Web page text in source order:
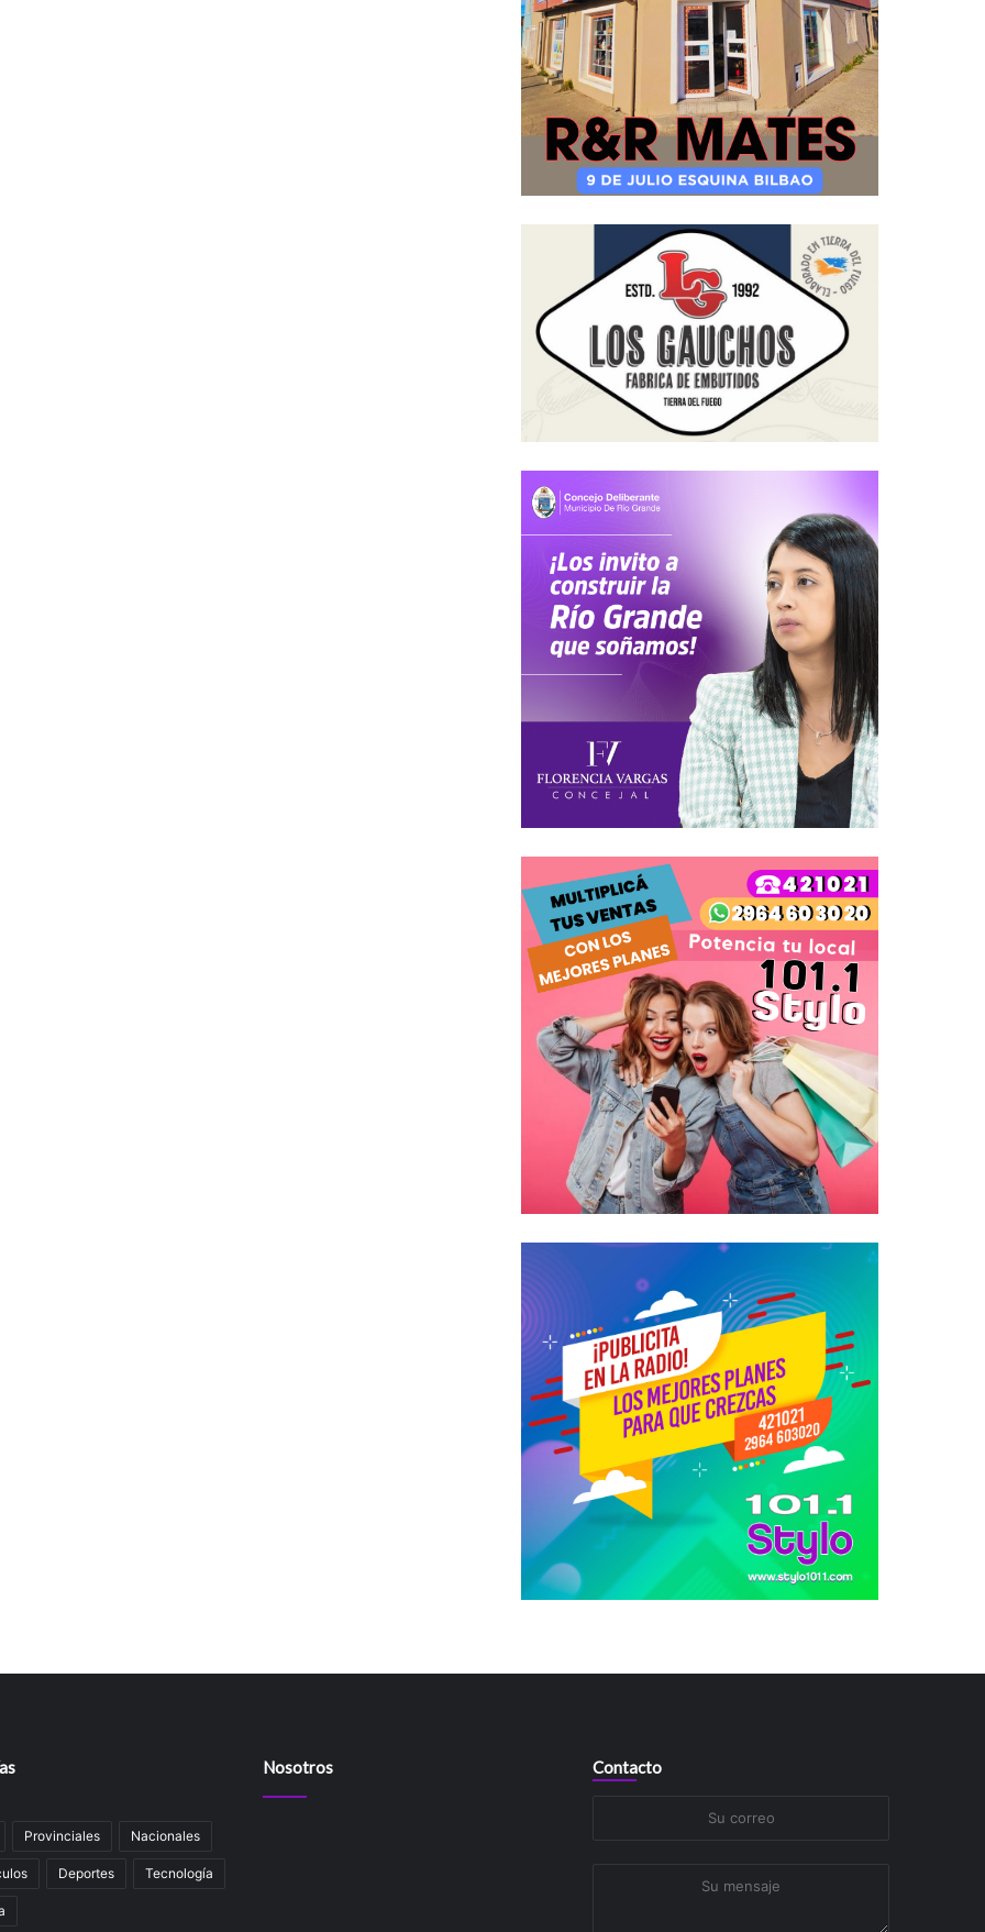
Provinciales Nacionales
Deportes Tecnología
Nosotros Contacto